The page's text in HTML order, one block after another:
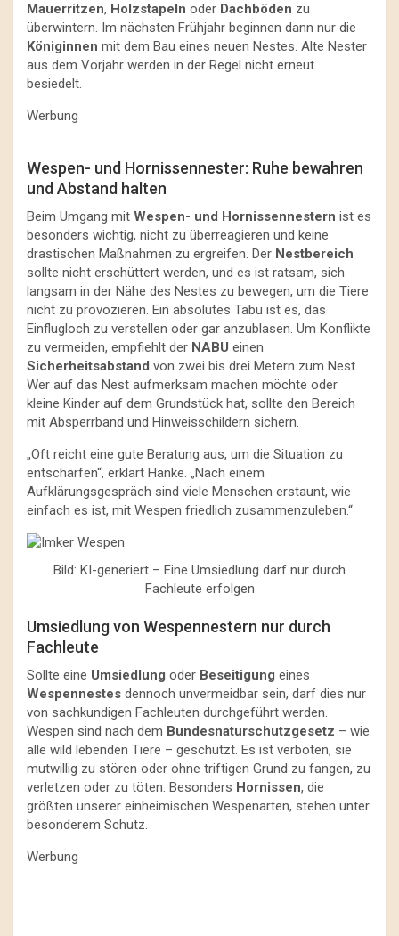
Mauerritzen, Holzstapeln oder Dachböden zu
überwintern. Im nächsten Frühjahr beginnen dann nur die
Königinnen mit dem Bau eines neuen Nestes. Alte Nester
aus dem Vorjahr werden in der Regel nicht erneut
besiedelt.
Werbung
Wespen- und Hornissennester: Ruhe bewahren
und Abstand halten
Beim Umgang mit Wespen- und Hornissennestern ist es
besonders wichtig, nicht zu überreagieren und keine
drastischen Maßnahmen zu ergreifen. Der Nestbereich
sollte nicht erschüttert werden, und es ist ratsam, sich
langsam in der Nähe des Nestes zu bewegen, um die Tiere
nicht zu provozieren. Ein absolutes Tabu ist es, das
Einflugloch zu verstellen oder gar anzublasen. Um Konflikte
zu vermeiden, empfiehlt der NABU einen
Sicherheitsabstand von zwei bis drei Metern zum Nest.
Wer auf das Nest aufmerksam machen möchte oder
kleine Kinder auf dem Grundstück hat, sollte den Bereich
mit Absperrband und Hinweisschildern sichern.
„Oft reicht eine gute Beratung aus, um die Situation zu
entschärfen“, erklärt Hanke. „Nach einem
Aufklärungsgespräch sind viele Menschen erstaunt, wie
einfach es ist, mit Wespen friedlich zusammenzuleben.“
Bild: KI-generiert – Eine Umsiedlung darf nur durch
Fachleute erfolgen
Umsiedlung von Wespennestern nur durch
Fachleute
Sollte eine Umsiedlung oder Beseitigung eines
Wespennestes dennoch unvermeidbar sein, darf dies nur
von sachkundigen Fachleuten durchgeführt werden.
Wespen sind nach dem Bundesnaturschutzgesetz – wie
alle wild lebenden Tiere – geschützt. Es ist verboten, sie
mutwillig zu stören oder ohne triftigen Grund zu fangen, zu
verletzen oder zu töten. Besonders Hornissen, die
größten unserer einheimischen Wespenarten, stehen unter
besonderem Schutz.
Werbung